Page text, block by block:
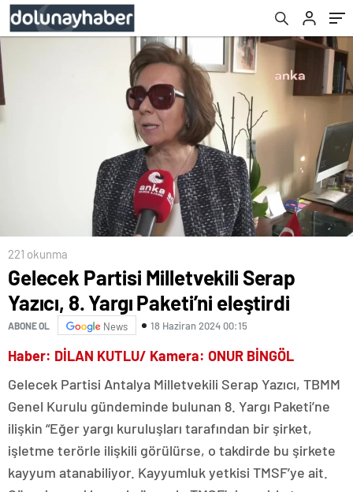
221 okunma
Gelecek Partisi Milletvekili Serap
Yazıcı, 8. Yargı Paketi’ni eleştirdi
ABONE OL News 18 Haziran 2024 00:15
Haber: DİLAN KUTLU/ Kamera: ONUR BİNGÖL
Gelecek Partisi Antalya Milletvekili Serap Yazıcı, TBMM
Genel Kurulu gündeminde bulunan 8. Yargı Paketi’ne
ilişkin “Eğer yargı kuruluşları tarafından bir şirket,
işletme terörle ilişkili görülürse, o takdirde bu şirkete
kayyum atanabiliyor. Kayyumluk yetkisi TMSF’ye ait.